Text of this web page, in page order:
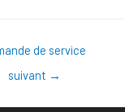
de service
suivant →